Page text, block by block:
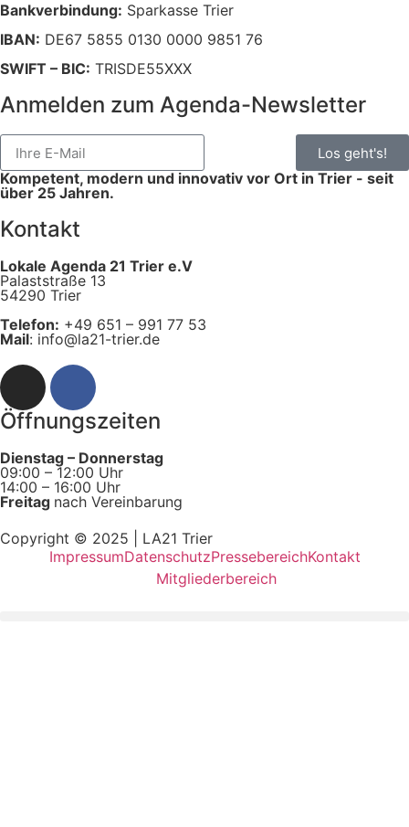
Bankverbindung: Sparkasse Trier
IBAN: DE67 5855 0130 0000 9851 76
SWIFT – BIC: TRISDE55XXX
Anmelden zum Agenda-Newsletter
Los geht's!
Kompetent, modern und innovativ vor Ort in Trier - seit
über 25 Jahren.
Kontakt
Lokale Agenda 21 Trier e.V
Palaststraße 13
54290 Trier
Telefon: +49 651 – 991 77 53
Mail: info@la21-trier.de
Öffnungszeiten
Dienstag – Donnerstag
09:00 – 12:00 Uhr
14:00 – 16:00 Uhr
Freitag nach Vereinbarung
Copyright © 2025 | LA21 Trier
ImpressumDatenschutzPressebereichKontakt
Mitgliederbereich